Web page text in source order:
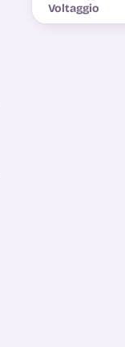
Voltaggio